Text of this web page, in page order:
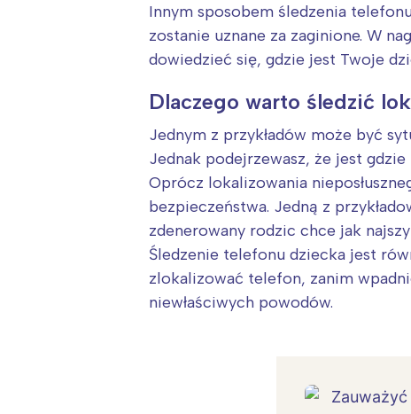
Innym sposobem śledzenia
zostanie uznane za zaginione. W
dowiedzieć się, gdzie jest Twoje
Dlaczego warto śledzić
Jednym z przykładów może być
Jednak podejrzewasz, że jest gdzie
Oprócz lokalizowania
bezpieczeństwa. Jedną z
zdenerowany rodzic chce jak
Śledzenie telefonu dziecka jest
zlokalizować telefon, zanim
niewłaściwych powodów.